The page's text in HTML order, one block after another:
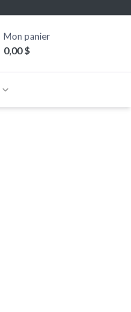
Mon panier
0,00$